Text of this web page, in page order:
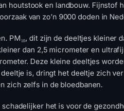
houtstook en landbouw. Fijnstof
van zo’n 9000 doden in
PM₁₀, dit zijn de deeltjes kleiner
dan 2,5 micrometer en
Deze kleine deeltjes
is, dringt het deeltje zich
zich zelfs in de bloedbanen.
het is voor de